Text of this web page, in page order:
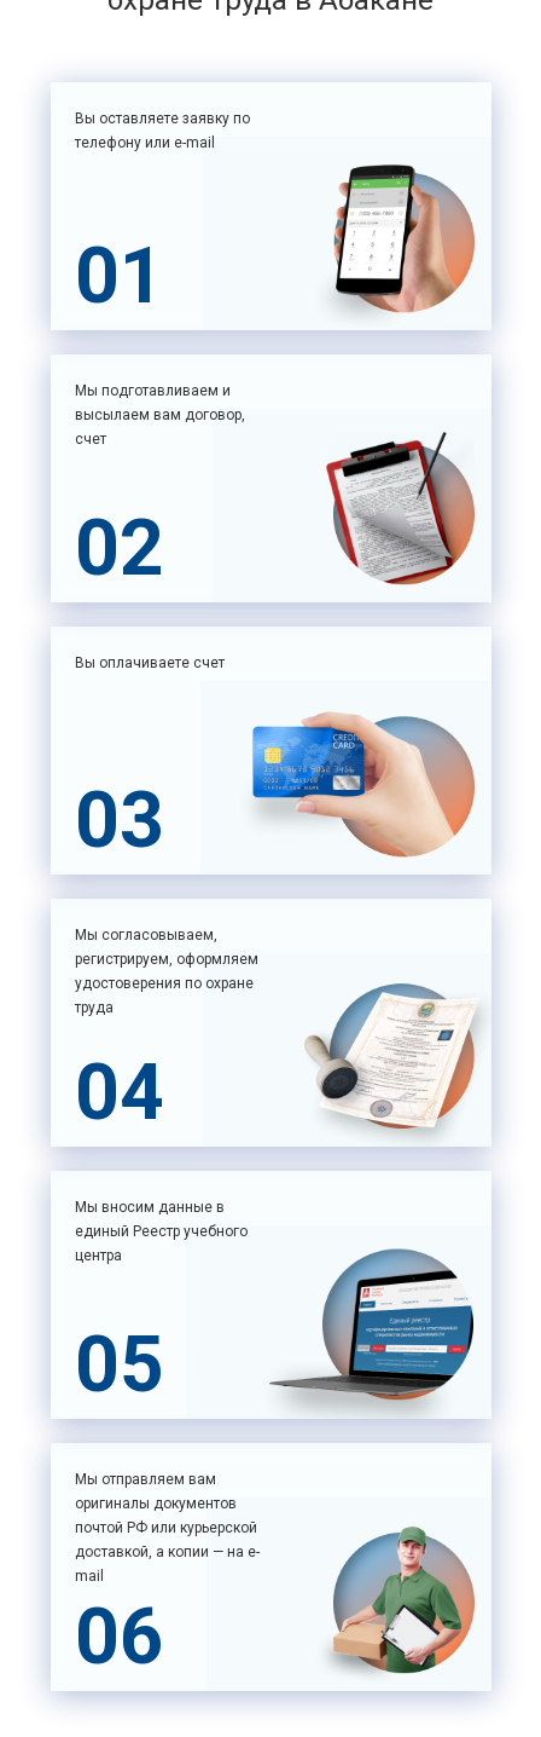
Вы оставляете заявку по
телефону или e-mail
01
Мы подготавливаем и
высылаем вам договор,
счет
02
Вы оплачиваете счет
03
Мы согласовываем,
регистрируем, оформляем
удостоверения по охране
труда
04
Мы вносим данные в
единый Реестр учебного
центра
05
Мы отправляем вам
оригиналы документов
почтой РФ или курьерской
доставкой, а копии — на e-
mail
06